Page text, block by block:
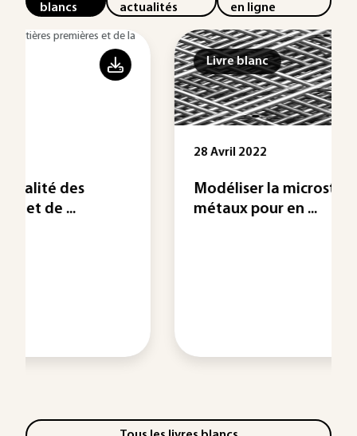
blancs
actualités
en ligne
Livre blanc
Modéliser la microstructure des
métaux pour en ...